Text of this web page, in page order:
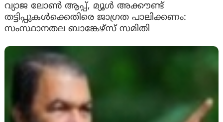
വ്യാജ ലോൺ ആപ്പ്, മ്യൂൾ അക്കൗണ്ട്
തട്ടിപ്പുകൾക്കെതിരെ ജാ​ഗ്രത പാലിക്കണം:
സംസ്ഥാനതല ബാങ്കേഴ്സ് സമിതി